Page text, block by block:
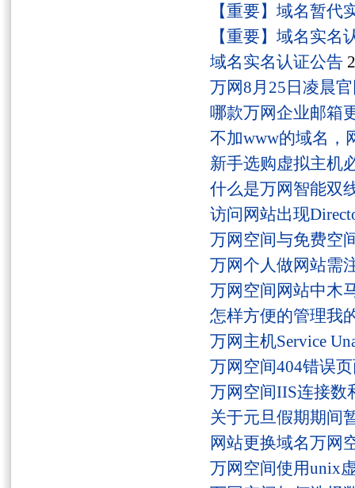
【重要】域名暂代
【重要】域名实名
域名实名认证公告
万网8月25日凌晨
哪款万网企业邮箱
不加www的域名，
新手选购虚拟主机
什么是万网智能双
访问网站出现
万网空间与免费空
万网个人做网站需
万网空间网站中木
怎样方便的管理我
万网主机Service
万网空间404错误
万网空间IIS连接数
关于元旦假期期间
网站更换域名万网
万网空间使用unix